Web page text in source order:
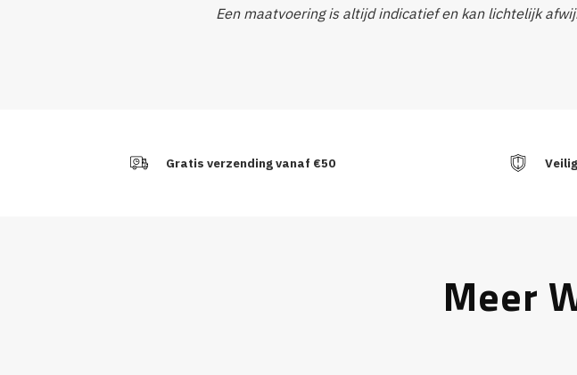
Een maatvoering is altijd indicatief en kan lichtelijk
Gratis verzending vanaf €50
Meer